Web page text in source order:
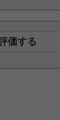
価する